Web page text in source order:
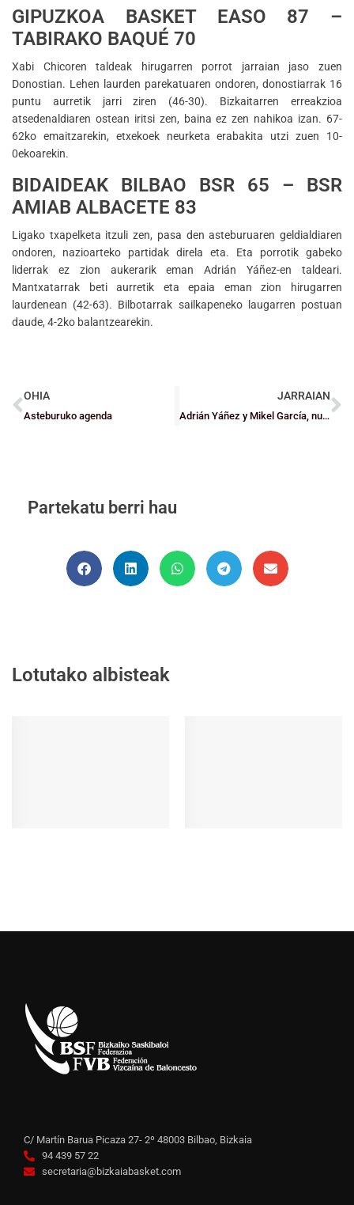
GIPUZKOA BASKET EASO 87 –
TABIRAKO BAQUÉ 70
Xabi Chicoren taldeak hirugarren porrot jarraian jaso zuen
Donostian. Lehen laurden parekatuaren ondoren, donostiarrak 16
puntu aurretik jarri ziren (46-30). Bizkaitarren erreakzioa
atsedenaldiaren ostean iritsi zen, baina ez zen nahikoa izan. 67-
62ko emaitzarekin, etxekoek neurketa erabakita utzi zuen 10-
0ekoarekin.
BIDAIDEAK BILBAO BSR 65 – BSR
AMIAB ALBACETE 83
Ligako txapelketa itzuli zen, pasa den asteburuaren geldialdiaren
ondoren, nazioarteko partidak direla eta. Eta porrotik gabeko
liderrak ez zion aukerarik eman Adrián Yáñez-en taldeari.
Mantxatarrak beti aurretik eta epaia eman zion hirugarren
laurdenean (42-63). Bilbotarrak sailkapeneko laugarren postuan
daude, 4-2ko balantzearekin.
OHIA
Asteburuko agenda
JARRAIAN
Adrián Yáñez y Mikel García, nuevos seleccionadores de Bizkaia Junior
Partekatu berri hau
Lotutako albisteak
C/ Martín Barua Picaza 27- 2º 48003 Bilbao, Bizkaia
94 439 57 22
secretaria@bizkaiabasket.com